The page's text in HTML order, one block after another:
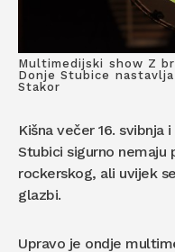
Multimedijski show Z
Donje Stubice
Stakor
Kišna večer 16. svibnja
Stubici sigurno
rockerskog, ali uvijek
glazbi.
Upravo je ondje